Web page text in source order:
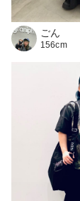
ごん
156cm